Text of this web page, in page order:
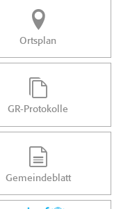
Ortsplan
GR-Protokolle
Gemeindeblatt